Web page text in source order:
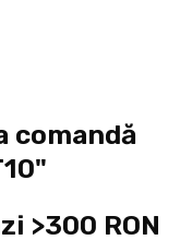
comandă
>300 RON